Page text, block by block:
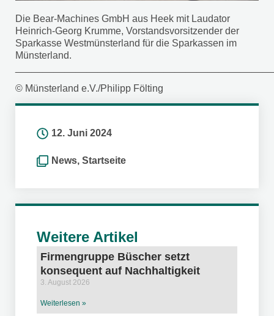
Die Bear-Machines GmbH aus Heek mit Laudator
Heinrich-Georg Krumme, Vorstandsvorsitzender der
Sparkasse Westmünsterland für die Sparkassen im
Münsterland.
© Münsterland e.V./Philipp Fölting
12. Juni 2024
News, Startseite
Weitere Artikel
Firmengruppe Büscher setzt
konsequent auf Nachhaltigkeit
3. August 2026
Weiterlesen »